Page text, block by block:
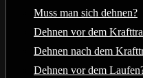
Muss man sich dehnen?
Dehnen vor dem
Dehnen nach dem
Dehnen vor dem